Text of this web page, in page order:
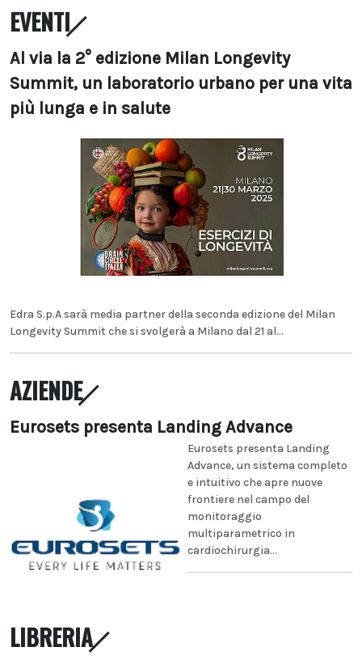
EVENTI
Al via la 2° edizione Milan Longevity
Summit, un laboratorio urbano per una vita
più lunga e in salute
Edra S.p.A sarà media partner della seconda edizione del Milan
Longevity Summit che si svolgerà a Milano dal 21 al...
AZIENDE
Eurosets presenta Landing Advance
Eurosets presenta Landing
Advance, un sistema completo
e intuitivo che apre nuove
frontiere nel campo del
monitoraggio
multiparametrico in
cardiochirurgia...
LIBRERIA